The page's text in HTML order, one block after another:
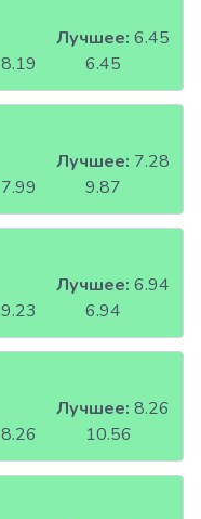
8.19 6.45
Лучшее: 6.45
7.99 9.87
Лучшее: 7.28
9.23 6.94
Лучшее: 6.94
8.26 10.56
Лучшее: 8.26